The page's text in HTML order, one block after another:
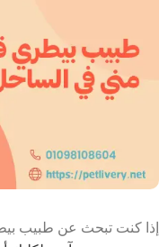
إذا كنت تبحث عن طبيب